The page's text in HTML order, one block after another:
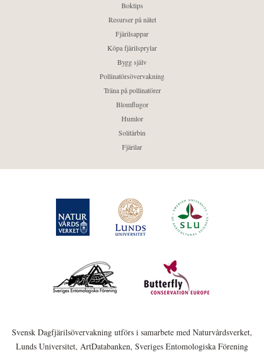
Boktips
Resurser på nätet
Fjärilsappar
Köpa fjärilsprylar
Bygg själv
Pollinatörsövervakning
Träna på pollinatörer
Blomflugor
Humlor
Solitärbin
Fjärilar
Svensk Dagfjärilsövervakning utförs i samarbete med Naturvårdsverket,
Lunds Universitet, ArtDatabanken, Sveriges Entomologiska Förening